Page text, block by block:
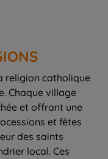
religion catholique
Chaque village
et offrant une
et fêtes
des saints
local. Ces